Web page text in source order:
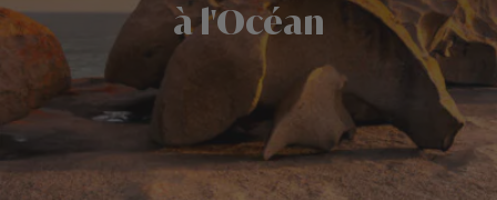
à l'Océan